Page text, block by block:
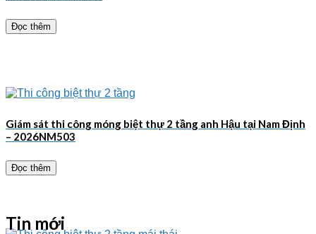
Đọc thêm
Giám sát thi công móng biệt thự 2 tầng anh Hậu tại Nam Định
– 2026NM503
Đọc thêm
Tin mới